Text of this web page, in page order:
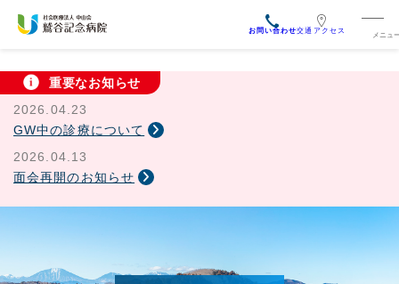
交通アクセス
重要なお知らせ
2026.04.23
GW中の診療について
2026.04.13
面会再開のお知らせ